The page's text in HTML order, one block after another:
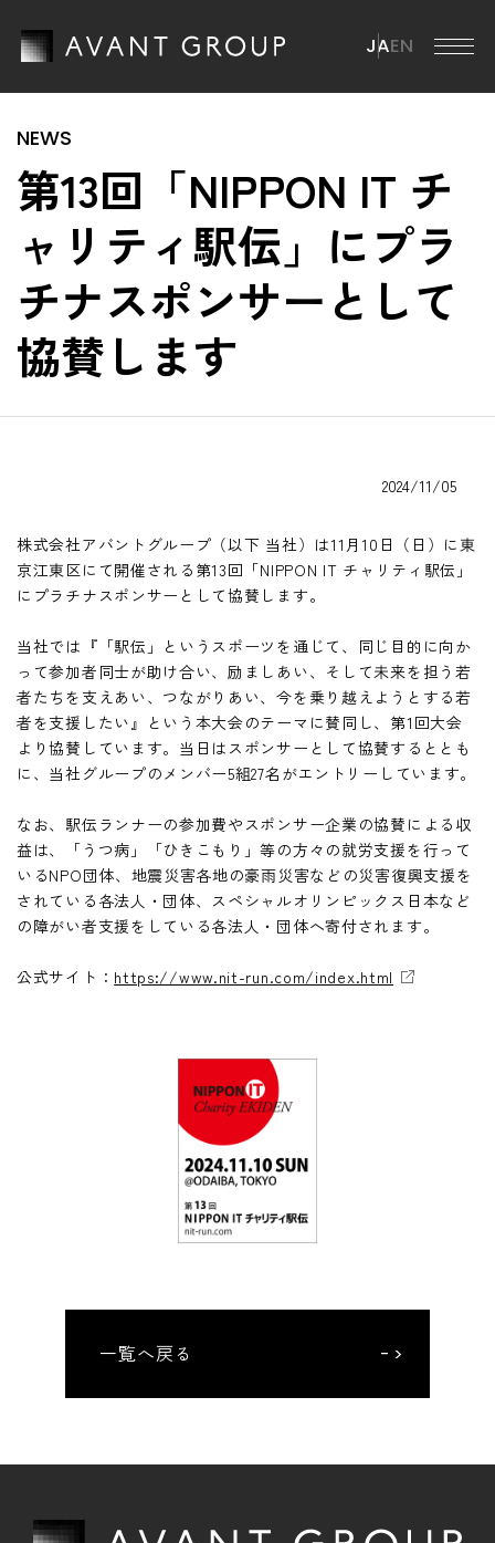
JAEN
バントグループ
バントグループ TOP
ループCEOメッセージ
ッション・ビジョン・マテリアリティ
ランドステートメント
ループ事業
社情報
社情報 TOP
社概要
員一覧
革
ュース
ステナビリティ
境
バナンス
ニュース
主・投資家の皆様
ジネスモデル
営方針
績・財務
式情報
人投資家の皆様
カレンダー
報開示方針
用情報
第13回「NIPPON IT チ
ャリティ駅伝」にプラ
チナスポンサーとして
協賛します
2024/11/05
株式会社アバントグループ（以下 当社）は11月10日（日）に東
京江東区にて開催される第13回「NIPPON IT チャリティ駅伝」
にプラチナスポンサーとして協賛します。
当社では『「駅伝」というスポーツを通じて、同じ目的に向か
って参加者同士が助け合い、励ましあい、そして未来を担う若
者たちを支えあい、つながりあい、今を乗り越えようとする若
者を支援したい』という本大会のテーマに賛同し、第1回大会
より協賛しています。当日はスポンサーとして協賛するととも
に、当社グループのメンバー5組27名がエントリーしています。
なお、駅伝ランナーの参加費やスポンサー企業の協賛による収
益は、「うつ病」「ひきこもり」等の方々の就労支援を行って
いるNPO団体、地震災害各地の豪雨災害などの災害復興支援を
されている各法人・団体、スペシャルオリンピックス日本など
の障がい者支援をしている各法人・団体へ寄付されます。
公式サイト： https://www.nit-run.com/index.html
一覧へ戻る